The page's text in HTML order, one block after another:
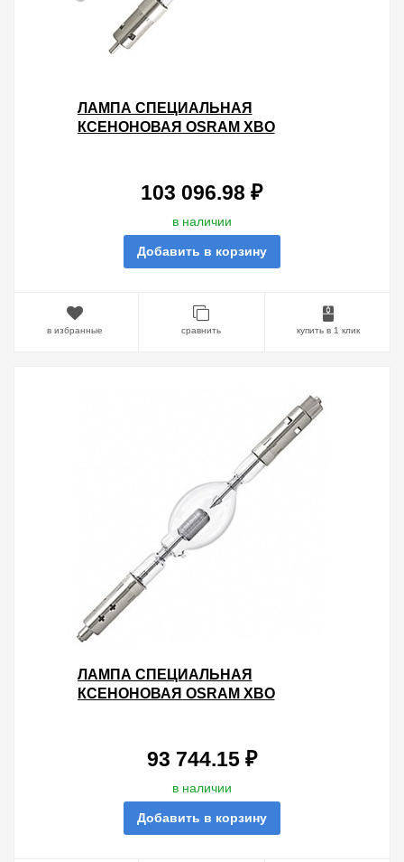
ЛАМПА СПЕЦИАЛЬНАЯ
КСЕНОНОВАЯ OSRAM XBO
103 096.98 ₽
в наличии
Добавить в корзину
в избранные сравнить купить в 1 клик
ЛАМПА СПЕЦИАЛЬНАЯ
КСЕНОНОВАЯ OSRAM XBO
93 744.15 ₽
в наличии
Добавить в корзину